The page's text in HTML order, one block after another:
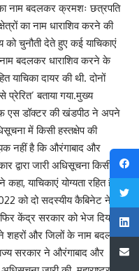
नाम बदलकर क्रमशः छत्रपति
का नाम धाराशिव करने की
चुनौती देते हुए कई याचिकाएं
नाम बदलकर धाराशिव करने के
याचिका दायर की थी. दोनों
बताया गया.मुख्य
एस डॉक्टर की खंडपीठ ने अपने
में किसी हस्तक्षेप की
नहीं है कि औरंगाबाद और
द्वारा जारी अधिसूचना किसी भी
याचिकाएं योग्यता रहित हैं
को दो सदस्यीय कैबिनेट ने
केंद्र सरकार को भेज दिया
शहरों और जिलों के नाम बदलने
सरकार ने औरंगाबाद और